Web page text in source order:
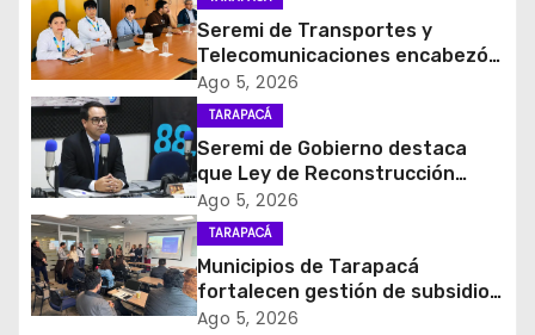
c
i
ó
n
d
e
e
Seremi de Transportes y
Telecomunicaciones encabezó
primera mesa de coordinación
para el retiro de cables en
desuso en Iquique
Ago 5, 2026
TARAPACÁ
Seremi de Gobierno destaca
que Ley de Reconstrucción
Nacional impulsará la inversión
y el empleo en Tarapacá
Ago 5, 2026
TARAPACÁ
Municipios de Tarapacá
fortalecen gestión de subsidios
de agua potable en jornada
Ago 5, 2026